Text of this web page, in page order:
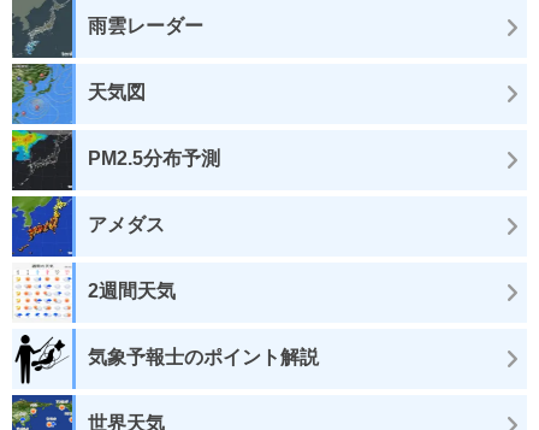
雨雲レーダー
天気図
PM2.5分布予測
アメダス
2週間天気
気象予報士のポイント解説
世界天気